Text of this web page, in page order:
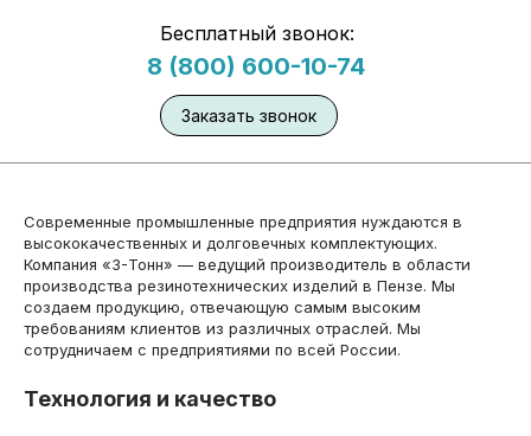
Бесплатный звонок:
8 (800) 600-10-74
Заказать звонок
Современные промышленные предприятия нуждаются в
высококачественных и долговечных комплектующих.
Компания «3-Тонн» — ведущий производитель в области
производства резинотехнических изделий в Пензе. Мы
создаем продукцию, отвечающую самым высоким
требованиям клиентов из различных отраслей. Мы
сотрудничаем с предприятиями по всей России.
Технология и качество